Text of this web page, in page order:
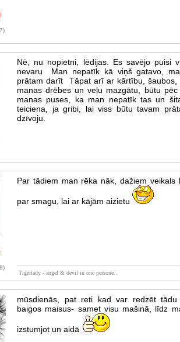
Nē, nu nopietni, lēdijas. Es savējo puisi
nevaru Man nepatīk kā viņš gatavo,
prātam darīt Tāpat arī ar kārtību, šaubos,
manas drēbes un veļu mazgātu, būtu
manas puses, ka man nepatīk tas un
teiciena, ja gribi, lai viss būtu tavam
dzīvoju.
Par tādiem man rēka nāk, dažiem veikals
par smagu, lai ar kājām aizietu
Tigerlady - angel & devil in one persone...
mūsdienās, pat reti kad var redzēt
baigos maisus- samet visu mašinā, līdz
izstumjot un aidā